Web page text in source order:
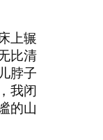
上辗
比清
脖子
我闭
的山